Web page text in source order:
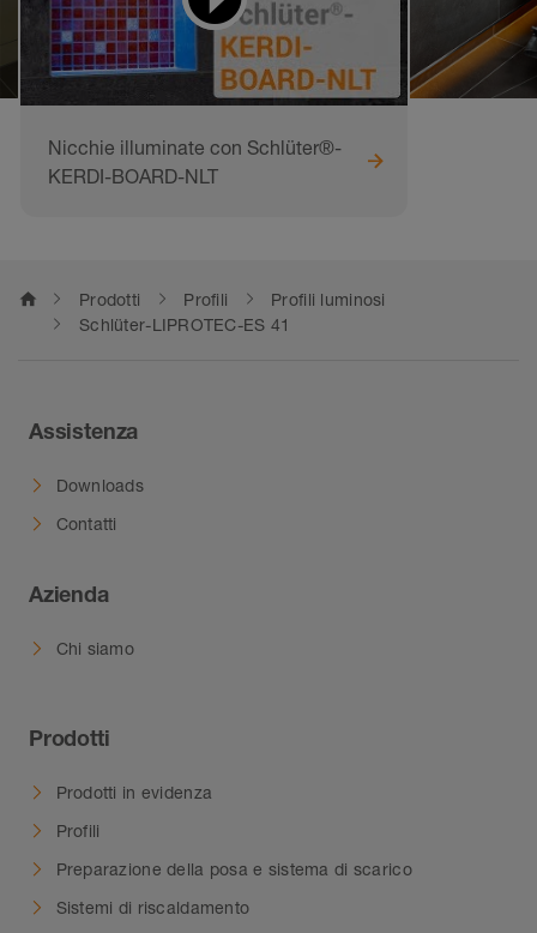
Nicchie illuminate con Schlüter®-
KERDI-BOARD-NLT
home Prodotti Profili
Profili luminosi
Schlüter-LIPROTEC-ES 41
Assistenza
Downloads
Contatti
Azienda
Chi siamo
Prodotti
Prodotti in evidenza
Profili
Preparazione della posa e sistema di scarico
Sistemi di riscaldamento